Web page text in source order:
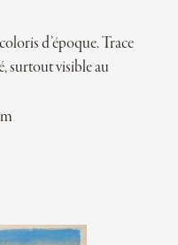
d’époque. Trace
surtout visible au